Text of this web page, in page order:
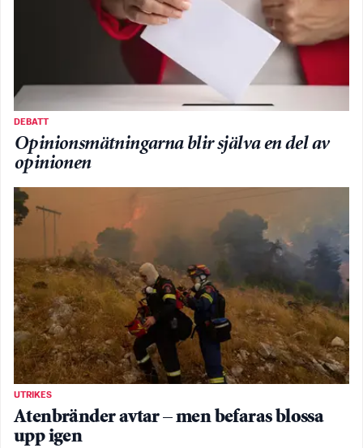
DEBATT
Opinionsmätningarna blir själva en del av
opinionen
UTRIKES
Atenbränder avtar – men befaras blossa
upp igen